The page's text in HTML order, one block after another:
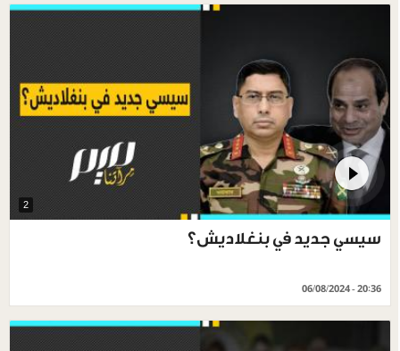
2
سيسي جديد في بنغلاديش؟
06/08/2024 - 20:36